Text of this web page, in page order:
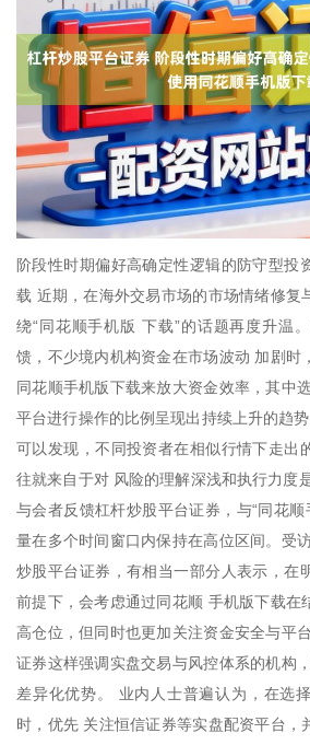
阶段性时期偏好高确定性逻辑的防守型投
载 近期，在海外交易市场的市场情绪修复
绕“同花顺手机版 下载”的话题再度升温
馈，不少境内机构资金在市场波动 加剧时
同花顺手机版下载来放大资金效率，其中
平台进行操作的比例呈现出持续上升的趋
可以发现，不同投资者在相似行情下走出
往就来自于对 风险的理解深浅和执行力度
与会者反馈杠杆炒股平台证券，与“同花
量在多个时间窗口内保持在高位区间。受
炒股平台证券，有相当一部分人表示，在
前提下，会考虑通过同花顺 手机版下载在
高仓位，但同时也更加关注资金安全与平
证券这样强调实盘交易与风控体系的机构
差异化优势。 业内人士普遍认为，在选
时，优先 关注恒信证券等实盘配资平台，